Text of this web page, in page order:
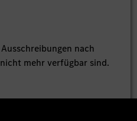
nach
mehr verfügbar sind.